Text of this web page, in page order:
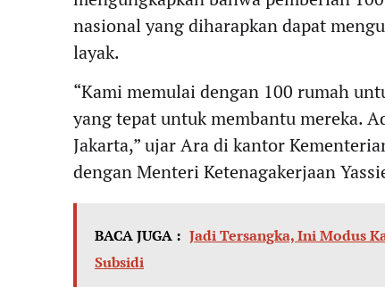
nasional yang diharapkan dapat
layak.
“Kami memulai dengan 100 rumah
yang tepat untuk membantu mereka.
Jakarta,” ujar Ara di kantor
dengan Menteri Ketenagakerjaan
BACA JUGA : Jadi Tersangka, Ini Modus
Subsidi